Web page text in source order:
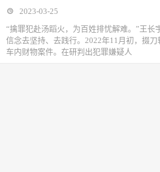
2023-03-25
“擒罪犯赴汤蹈火，为百姓排忧解难。”王长
信念去坚持、去践行。2022年11月初，掇
车内财物案件。在研判出犯罪嫌疑人